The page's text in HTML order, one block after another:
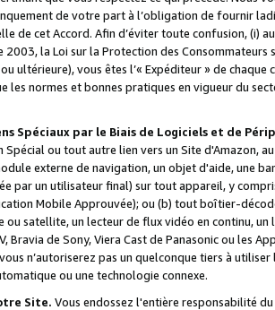
de votre part à l’obligation de fournir
de cet Accord. Afin d’éviter toute confusion, (i)
2003, la Loi sur la Protection des
ultérieure), vous êtes l’« Expéditeur » de
les normes et bonnes pratiques en vigueur du
Spéciaux par le Biais de Logiciels et de
Spécial ou tout autre lien vers un Site d'Amazon,
externe de navigation, un objet d'aide, une
par un utilisateur final) sur tout appareil, y
Mobile Approuvée); ou (b) tout boîtier-
ou satellite, un lecteur de flux vidéo en continu,
Bravia de Sony, Viera Cast de Panasonic ou les
n’autoriserez pas un quelconque tiers à
ou une technologie connexe.
Site. Vous endossez l'entière responsabilité